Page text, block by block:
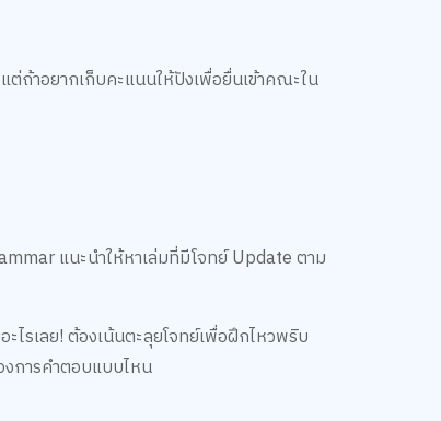
ถ้าอยากเก็บคะแนนให้ปังเพื่อยื่นเข้าคณะใน
แนะนำให้หาเล่มที่มีโจทย์ Update ตาม
ไรเลย! ต้องเน้นตะลุยโจทย์เพื่อฝึกไหวพริบ
การคำตอบแบบไหน